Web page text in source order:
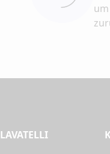
um
LAVATELLI